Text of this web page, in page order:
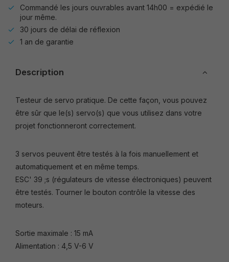
Commandé les jours ouvrables avant 14h00 = expédié le
jour même.
30 jours de délai de réflexion
1 an de garantie
Description
Testeur de servo pratique. De cette façon, vous pouvez
être sûr que le(s) servo(s) que vous utilisez dans votre
projet fonctionneront correctement.
3 servos peuvent être testés à la fois manuellement et
automatiquement et en même temps.
ESC' 39 ;s (régulateurs de vitesse électroniques) peuvent
être testés. Tourner le bouton contrôle la vitesse des
moteurs.
Sortie maximale : 15 mA
Alimentation : 4,5 V-6 V